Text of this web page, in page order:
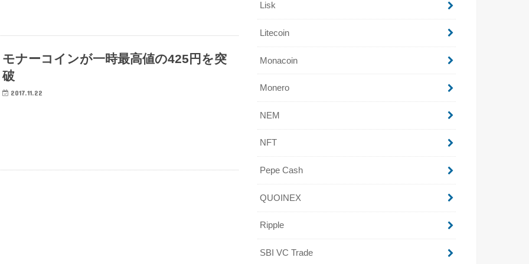
モナーコインが一時最高値の425円を突
破
2017.11.22
Lisk
Litecoin
Monacoin
Monero
NEM
NFT
Pepe Cash
QUOINEX
Ripple
SBI VC Trade